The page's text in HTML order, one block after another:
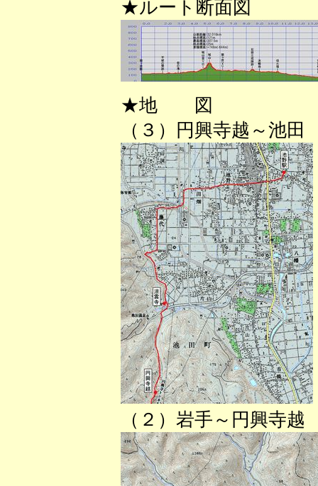
★ルート断面図
★地 図
（３）円興寺越～池田
（２）岩手～円興寺越